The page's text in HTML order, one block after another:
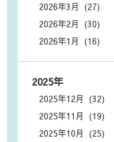
2026年3月 (27)
2026年2月 (30)
2026年1月 (16)
2025年
2025年12月 (32)
2025年11月 (19)
2025年10月 (25)